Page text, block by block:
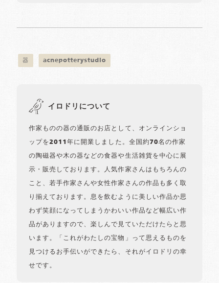
器 acnepotterystudio
イロドリについて
作家ものの器の通販のお店として、オンラインショ
ップを2011年に開業しました。全国約70名の作家
の陶磁器や木の器などの食器や生活雑貨を中心に展
示・販売しております。人気作家さんはもちろんの
こと、若手作家さんや女性作家さんの作品も多く取
り揃えております。息を飲むように美しい作品か思
わず笑顔になってしまうかわいい作品など幅広い作
品がありますので、楽しんで見ていただけたらと思
います。「これがわたしの宝物」って思えるものを
見つけるお手伝いができたら、それがイロドリの幸
せです。